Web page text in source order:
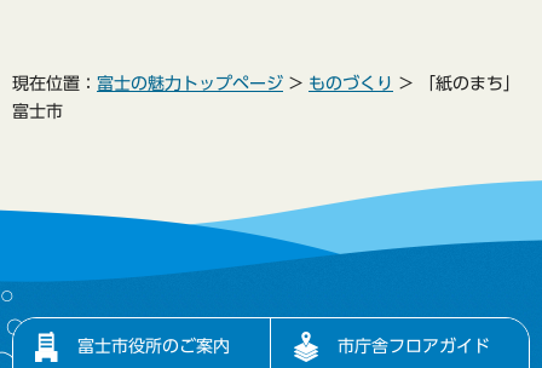
現在位置： 富士の魅力トップページ > ものづくり > 「紙のまち」
富士市
富士市役所のご案内 市庁舎フロアガイド